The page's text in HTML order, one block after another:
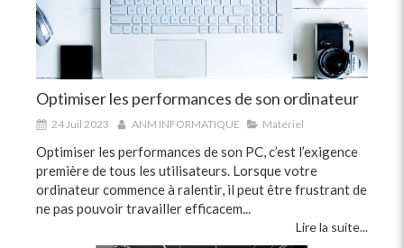
Optimiser les performances de son ordinateur
24 Juil 2023 ANM INFORMATIQUE Matériel
Optimiser les performances de son PC, c’est l’exigence
première de tous les utilisateurs. Lorsque votre
ordinateur commence à ralentir, il peut être frustrant de
ne pas pouvoir travailler efficacem...
Lire la suite...